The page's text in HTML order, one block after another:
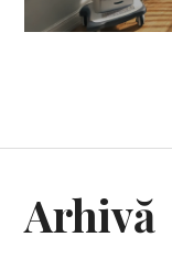
Arhivă